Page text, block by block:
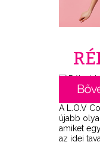
A L.O.V
újabb
amiket
az idei